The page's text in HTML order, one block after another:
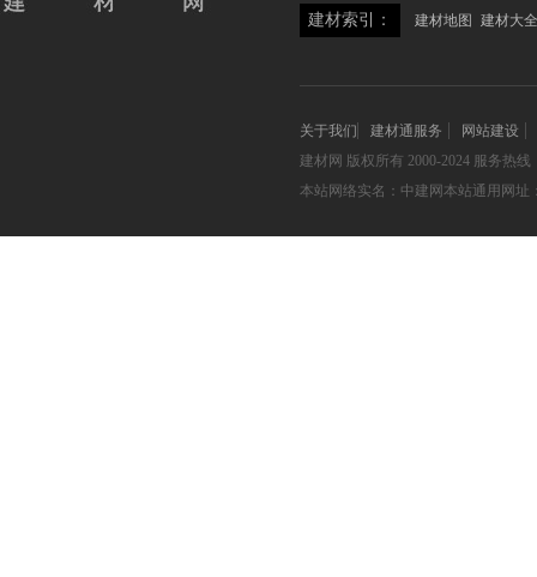
建材索引： 建材地图 建材大全
关于我们 建材通服务
网站建设
建材网 版权所有 2000-2024 服务热线
本站网络实名：中建网本站通用网址